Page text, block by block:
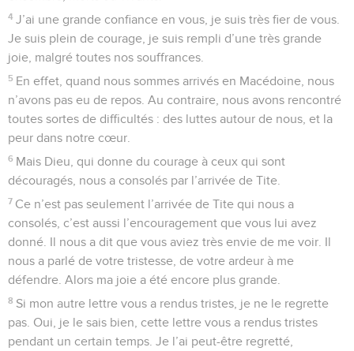
4 J’ai une grande confiance en vous, je suis très fier de vous.
Je suis plein de courage, je suis rempli d’une très grande
joie, malgré toutes nos souffrances.
5 En effet, quand nous sommes arrivés en Macédoine, nous
n’avons pas eu de repos. Au contraire, nous avons rencontré
toutes sortes de difficultés : des luttes autour de nous, et la
peur dans notre cœur.
6 Mais Dieu, qui donne du courage à ceux qui sont
découragés, nous a consolés par l’arrivée de Tite.
7 Ce n’est pas seulement l’arrivée de Tite qui nous a
consolés, c’est aussi l’encouragement que vous lui avez
donné. Il nous a dit que vous aviez très envie de me voir. Il
nous a parlé de votre tristesse, de votre ardeur à me
défendre. Alors ma joie a été encore plus grande.
8 Si mon autre lettre vous a rendus tristes, je ne le regrette
pas. Oui, je le sais bien, cette lettre vous a rendus tristes
pendant un certain temps. Je l’ai peut-être regretté,